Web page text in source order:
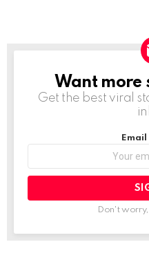
NEWSLETTER
Want more
Get the best viral
Don't